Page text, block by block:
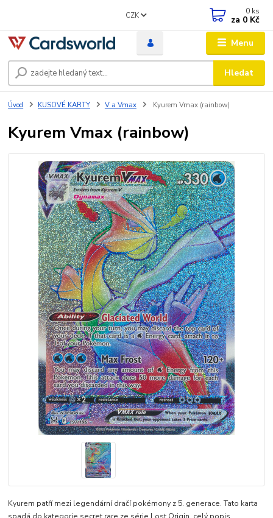
Menu
CZK
Hledat
0 ks
za 0 Kč
Úvod KUSOVÉ KARTY V a Vmax Kyurem Vmax (rainbow)
Kyurem Vmax (rainbow)
Kyurem patří mezi legendární dračí pokémony z 5. generace. Tato karta